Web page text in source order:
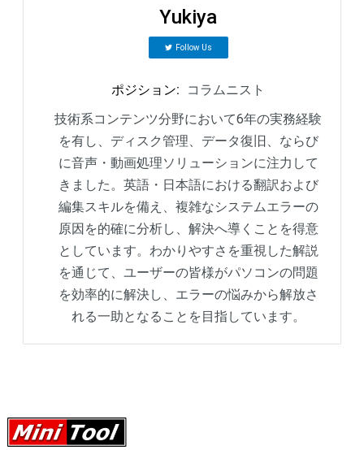
Yukiya
Follow Us
ポジション:
コラムニスト
技術系コンテンツ分野において6年の実務経験
を有し、ディスク管理、データ復旧、ならび
に音声・動画処理ソリューションに注力して
きました。英語・日本語における翻訳および
編集スキルを備え、複雑なシステムエラーの
原因を的確に分析し、解決へ導くことを得意
としています。わかりやすさを重視した解説
を通じて、ユーザーの皆様がパソコンの問題
を効率的に解決し、エラーの悩みから解放さ
れる一助となることを目指しています。